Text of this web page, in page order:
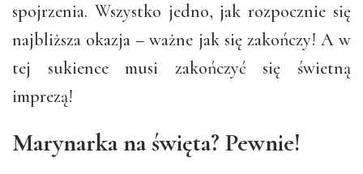
spojrzenia. Wszystko jedno, jak rozpocznie się
najbliższa okazja – ważne jak się zakończy! A w
tej sukience musi zakończyć się świetną
imprezą!
Marynarka na święta? Pewnie!